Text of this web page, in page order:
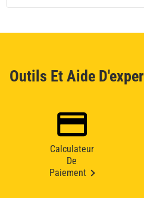
Outils Et Aide
Calculateur
De
Paiement